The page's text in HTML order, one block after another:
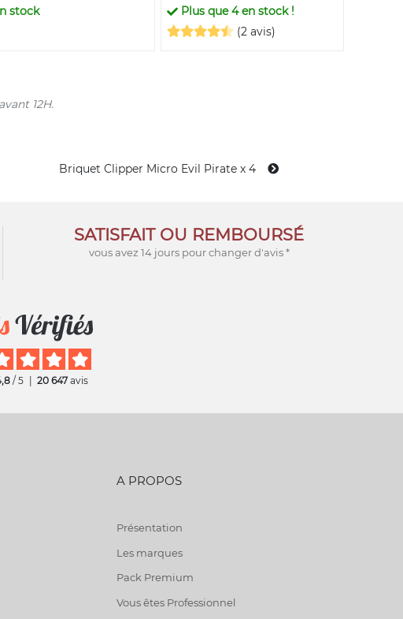
stock Plus que4en stock !
(2 avis)
12H.
Briquet Clipper Micro Evil Pirate x 4
SATISFAIT OU REMBOURSÉ
vous avez 14 jours pour changer d'avis *
/ 5 20 647 avis
A PROPOS
Présentation
Les marques
Pack Premium
Vous êtes Professionnel